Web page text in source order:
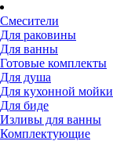
Смесители
Для раковины
Для ванны
Готовые комплекты
Для душа
Для кухонной мойки
Для биде
Изливы для ванны
Комплектующие